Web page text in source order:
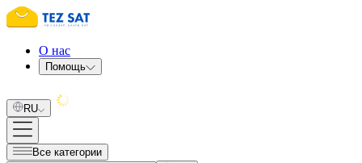
О нас
Помощь
RU
Все категории